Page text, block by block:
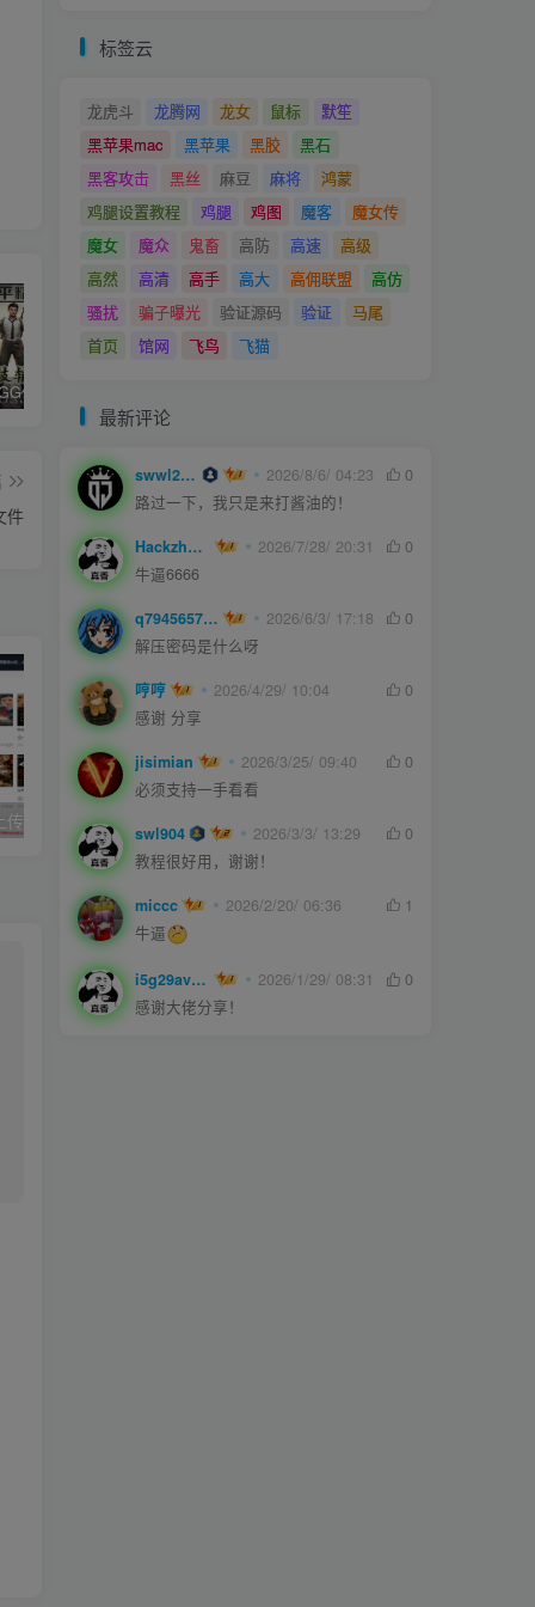
件
久草cms影院,上传即用的x站影视系统 joe模板撰写新文章短代码
标签云
龙虎斗 龙腾网 龙女 鼠标
默笙
黑苹果mac
黑苹果 黑胶
黑石
黑客攻击
黑丝 麻豆 麻将
鸿蒙
鸡腿设置教程
鸡腿 鸡图 魔客
魔女传
魔女
魔众 鬼畜 高防 高速
高级
高然
高清 高手 高大 高佣联盟
高仿
骚扰
骗子曝光 验证源码 验证
马尾
首页
馆网 飞鸟 飞猫
最新评论
swwl2457 2026/8/6/ 04:23
0
路过一下，我只是来打酱油的！
Hackzheng 2026/7/28/ 20:31
0
牛逼6666
q794565750 2026/6/3/ 17:18
0
解压密码是什么呀
哼哼 2026/4/29/ 10:04
0
感谢 分享
jisimian 2026/3/25/ 09:40
0
必须支持一手看看
swl904 2026/3/3/ 13:29
0
教程很好用，谢谢！
miccc 2026/2/20/ 06:36
1
牛逼
i5g29ave0m 2026/1/29/ 08:31
0
感谢大佬分享！